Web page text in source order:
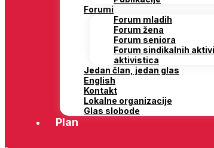
Forumi
Forum mladih
Forum žena
Forum seniora
Forum sindikalnih
aktivistica
Jedan član, jedan glas
English
Kontakt
Lokalne organizacije
Glas slobode
Plan